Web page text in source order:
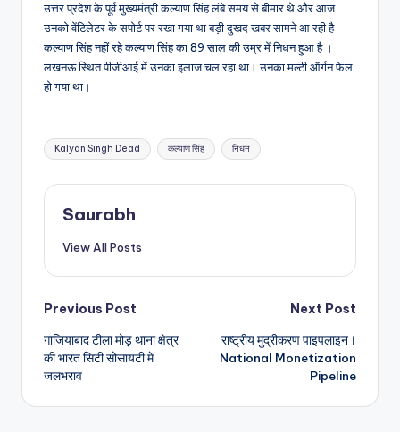
उत्तर प्रदेश के पूर्व मुख्यमंत्री कल्याण सिंह लंबे समय से बीमार थे और आज
उनको वेंटिलेटर के सपोर्ट पर रखा गया था बड़ी दुखद खबर सामने आ रही है
कल्याण सिंह नहीं रहे कल्याण सिंह का 89 साल की उम्र में निधन हुआ है ।
लखनऊ स्थित पीजीआई में उनका इलाज चल रहा था। उनका मल्टी ऑर्गन फेल
हो गया था।
Tags:
Kalyan Singh Dead कल्याण सिंह निधन
Saurabh
View All Posts
Post
navigation
Previous Post
गाजियाबाद टीला मोड़ थाना क्षेत्र
की भारत सिटी सोसायटी मे
जलभराव
Next Post
राष्ट्रीय मुद्रीकरण पाइपलाइन।
National Monetization
Pipeline